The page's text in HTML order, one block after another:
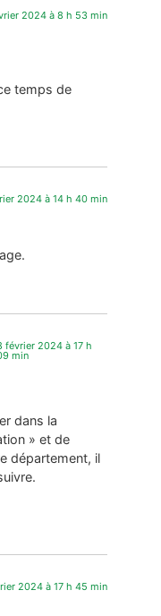
2024 à 8 h 53 min
temps de
2024 à 14 h 40 min
février 2024 à 17 h
min
dans la
» et de
département, il
2024 à 17 h 45 min